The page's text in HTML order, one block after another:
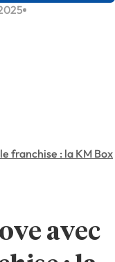
franchise : la KM Box
avec